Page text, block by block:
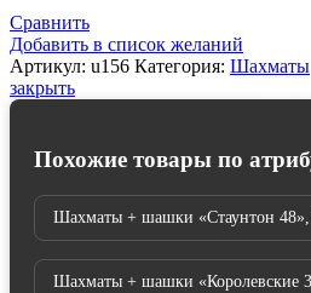
(деревянные,
Польша)
Сравнить
Добавить в список желаний
Артикул: u156 Категория: Шахматы
закрыть
Похожие товары по
Шахматы + шашки «Стаунтон 48»,
Шахматы + шашки «Королевские